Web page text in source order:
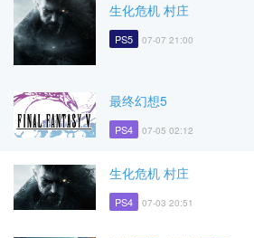
生化危机 村庄
PS5 07-07 21:00
最终幻想5
PS4 07-05 02:12
生化危机 村庄
PS4 07-03 20:51